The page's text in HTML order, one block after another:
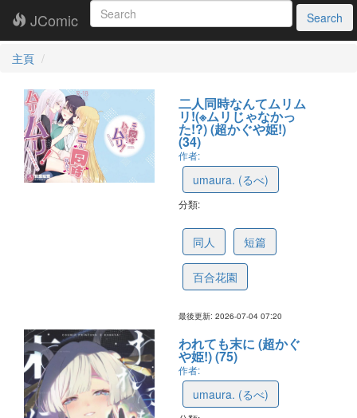
JComic Search
主頁
二人同時なんてムリム
リ!(※ムリじゃなかっ
た!?) (超かぐや姫!)
(34)
作者:
umaura. (るべ)
分類:
同人 短篇
百合花園
最後更新: 2026-07-04 07:20
われても末に (超かぐ
や姫!) (75)
作者:
umaura. (るべ)